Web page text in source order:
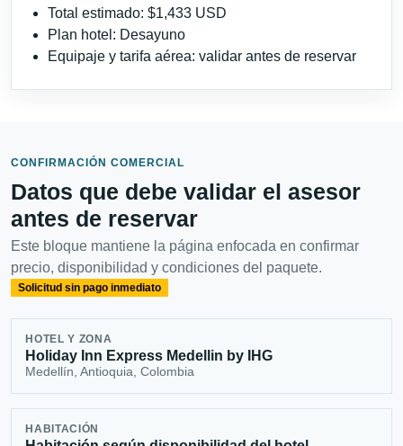
Total estimado: $1,433 USD
Plan hotel: Desayuno
Equipaje y tarifa aérea: validar antes de reservar
CONFIRMACIÓN COMERCIAL
Datos que debe validar el asesor
antes de reservar
Este bloque mantiene la página enfocada en confirmar
precio, disponibilidad y condiciones del paquete.
Solicitud sin pago inmediato
HOTEL Y ZONA
Holiday Inn Express Medellin by IHG
Medellín, Antioquia, Colombia
HABITACIÓN